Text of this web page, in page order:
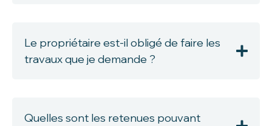
Le propriétaire est-il obligé de faire les
travaux que je demande ?
Quelles sont les retenues pouvant